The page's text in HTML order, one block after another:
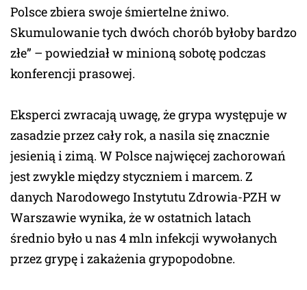
Polsce zbiera swoje śmiertelne żniwo.
Skumulowanie tych dwóch chorób byłoby bardzo
złe” – powiedział w minioną sobotę podczas
konferencji prasowej.
Eksperci zwracają uwagę, że grypa występuje w
zasadzie przez cały rok, a nasila się znacznie
jesienią i zimą. W Polsce najwięcej zachorowań
jest zwykle między styczniem i marcem. Z
danych Narodowego Instytutu Zdrowia-PZH w
Warszawie wynika, że w ostatnich latach
średnio było u nas 4 mln infekcji wywołanych
przez grypę i zakażenia grypopodobne.